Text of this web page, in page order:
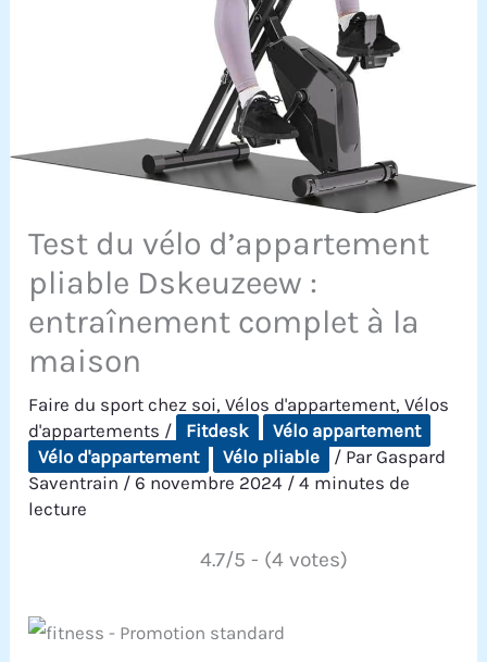
Test du vélo d’appartement
pliable Dskeuzeew :
entraînement complet à la
maison
Faire du sport chez soi,Vélos d'appartement,Vélos
d'appartements / Fitdesk
Vélo appartement
Vélo d'appartement
Vélo pliable / ParGaspard
Saventrain /6 novembre 2024 /4 minutes de
lecture
4.7/5 - (4 votes)